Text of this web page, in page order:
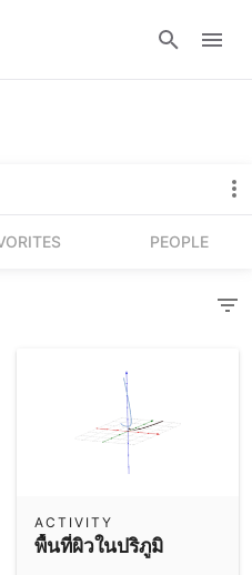
PEOPLE
พื้นที่ผิวในปริภูมิ
ACTIVITY